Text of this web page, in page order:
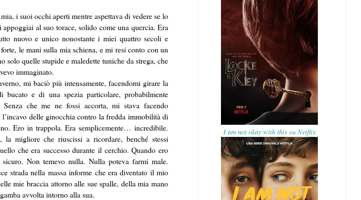
i suoi occhi aperti mentre aspettava di vedere se lo
al suo torace, solido come una quercia. Era
nuovo e unico nonostante i miei quattro secoli e
le mani sulla mia schiena, e mi resi conto con un
solo quelle stupide e maledette tuniche da strega, che
immaginato.
mi baciò più intensamente, facendomi girare la
e di una spezia particolare, probabilmente
che me ne fossi accorta, mi stava facendo
delle ginocchia contro la fredda immobilità di
Ero in trappola. Era semplicemente… incredibile.
la migliore che riuscissi a ricordare, benché stessi
che era successo durante il cerchio. Quando ero
Non temevo nulla. Nulla poteva farmi male.
strada nella massa informe che era diventato il mio
mie braccia attorno alle sue spalle, della mia mano
avvolta intorno alla sua.
I am not okay with this su Netflix